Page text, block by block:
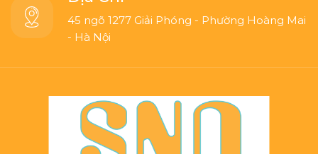
45 ngõ 1277 Giải Phóng - Phường Hoàng Mai
- Hà Nội